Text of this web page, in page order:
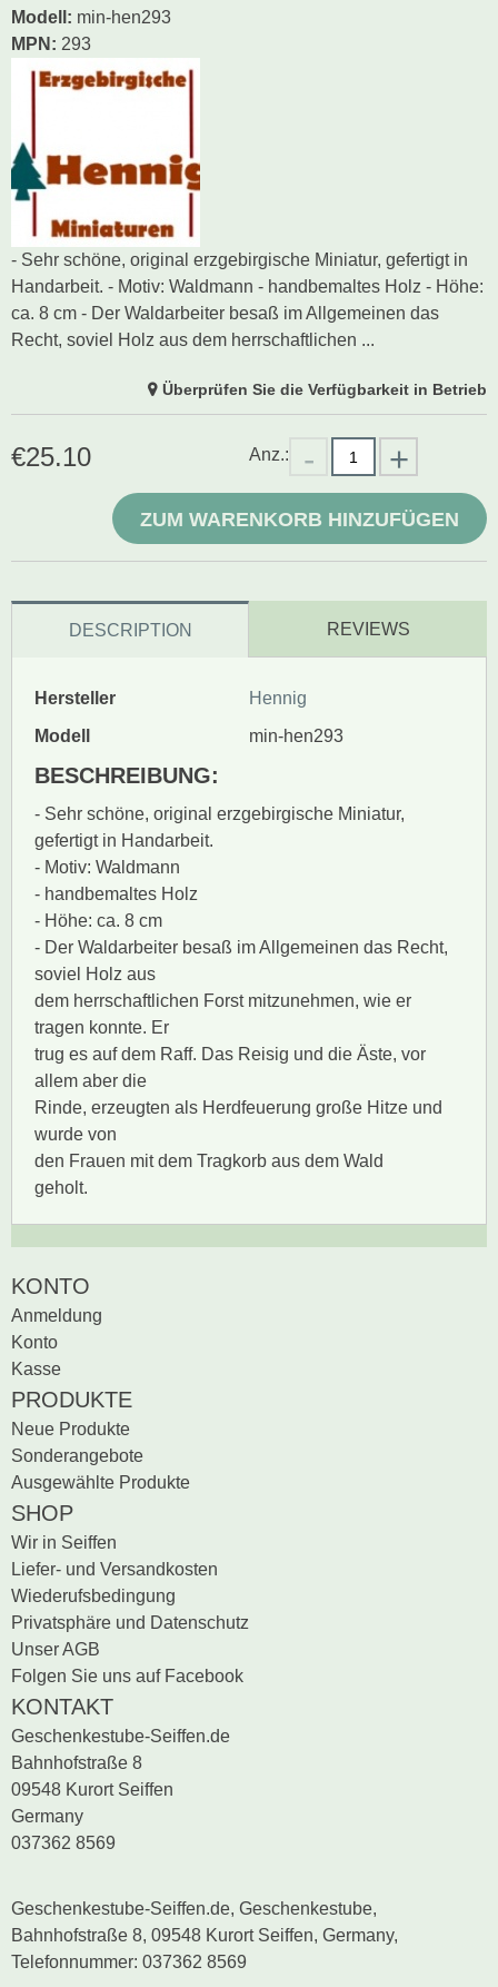
Modell : min-hen293
MPN: 293
- Sehr schöne, original erzgebirgische Miniatur, gefertigt in
Handarbeit. - Motiv: Waldmann - handbemaltes Holz - Höhe:
ca. 8 cm - Der Waldarbeiter besaß im Allgemeinen das
Recht, soviel Holz aus dem herrschaftlichen ...
Überprüfen Sie die Verfügbarkeit in Betrieb
€25.10 Anz.:
ZUM WARENKORB HINZUFÜGEN
DESCRIPTION REVIEWS
Hersteller
Hennig
Modell
min-hen293
BESCHREIBUNG:
- Sehr schöne, original erzgebirgische Miniatur,
gefertigt in Handarbeit.
- Motiv: Waldmann
- handbemaltes Holz
- Höhe: ca. 8 cm
- Der Waldarbeiter besaß im Allgemeinen das Recht,
soviel Holz aus
dem herrschaftlichen Forst mitzunehmen, wie er
tragen konnte. Er
trug es auf dem Raff. Das Reisig und die Äste, vor
allem aber die
Rinde, erzeugten als Herdfeuerung große Hitze und
wurde von
den Frauen mit dem Tragkorb aus dem Wald
geholt.
Produktrezensionen.
Sei der erste, der
Bewertung schreiben
KONTO
Anmeldung
Konto
Kasse
PRODUKTE
Neue Produkte
Sonderangebote
Ausgewählte Produkte
SHOP
Wir in Seiffen
Liefer- und Versandkosten
Wiederufsbedingung
Privatsphäre und Datenschutz
Unser AGB
Folgen Sie uns auf Facebook
KONTAKT
Geschenkestube-Seiffen.de
Bahnhofstraße 8
09548 Kurort Seiffen
Germany
037362 8569
Geschenkestube-Seiffen.de, Geschenkestube,
Bahnhofstraße 8, 09548 Kurort Seiffen, Germany,
Telefonnummer: 037362 8569